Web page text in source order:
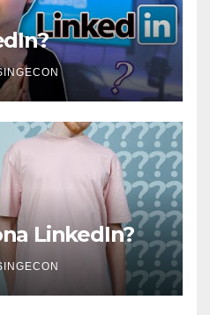
LinkedIn?